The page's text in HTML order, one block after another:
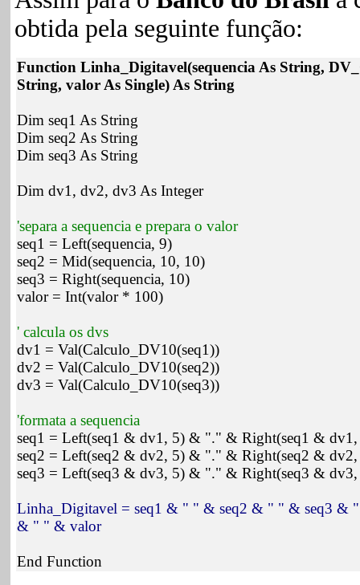
obtida pela seguinte função:
Function Linha_Digitavel(sequencia As String,
String, valor As Single) As String
Dim seq1 As String
Dim seq2 As String
Dim seq3 As String
Dim dv1, dv2, dv3 As Integer
'separa a sequencia e prepara o valor
seq1 = Left(sequencia, 9)
seq2 = Mid(sequencia, 10, 10)
seq3 = Right(sequencia, 10)
valor = Int(valor * 100)
' calcula os dvs
dv1 = Val(Calculo_DV10(seq1))
dv2 = Val(Calculo_DV10(seq2))
dv3 = Val(Calculo_DV10(seq3))
'formata a sequencia
seq1 = Left(seq1 & dv1, 5) & "." & Right(seq1 & dv1,
seq2 = Left(seq2 & dv2, 5) & "." & Right(seq2 & dv2,
seq3 = Left(seq3 & dv3, 5) & "." & Right(seq3 & dv3,
Linha_Digitavel = seq1 & " " & seq2 & " " & seq3 &
& " " & valor
End Function